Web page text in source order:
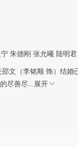
宁 朱德刚 张允曦 陆明君
文（李铭顺 饰）结
尽善尽...
展开